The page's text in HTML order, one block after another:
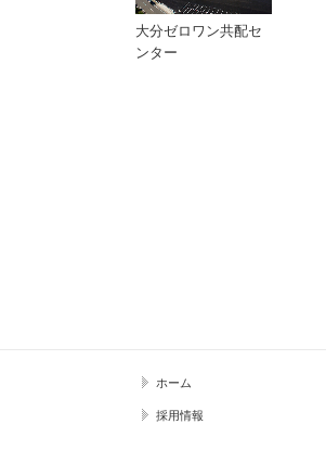
大分ゼロワン共配セ
ンター
ホーム
採用情報